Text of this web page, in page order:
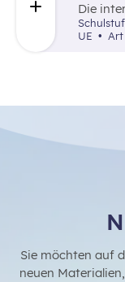
Die
2010
UE
Art
Sie möchten auf
neuen